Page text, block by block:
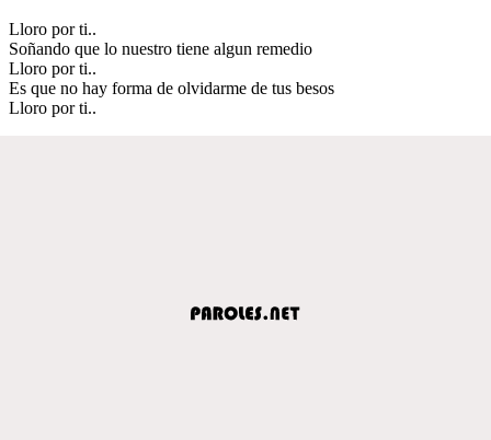
Lloro por ti..
Soñando que lo nuestro tiene algun remedio
Lloro por ti..
Es que no hay forma de olvidarme de tus besos
Lloro por ti..